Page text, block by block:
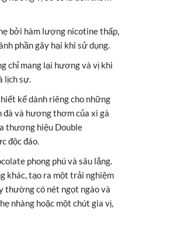
bởi hàm lượng nicotine thấp,
phần gây hại khi sử dụng.
chỉ mang lại hương và vị khi
lịch sự.
kế dành riêng cho những
và hương thơm của xì gà
thương hiệu Double
độc đáo.
phong phú và sâu lắng.
khác, tạo ra một trải nghiệm
thường có nét ngọt ngào và
nhàng hoặc một chút gia vị,